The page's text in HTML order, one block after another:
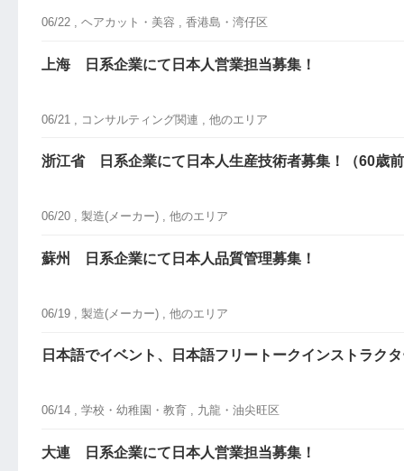
06/22 , ヘアカット・美容 , 香港島・湾仔区
上海 日系企業にて日本人営業担当募集！
06/21 , コンサルティング関連 , 他のエリア
浙江省 日系企業にて日本人生産技術者募集！（60歳
06/20 , 製造(メーカー) , 他のエリア
蘇州 日系企業にて日本人品質管理募集！
06/19 , 製造(メーカー) , 他のエリア
日本語でイベント、日本語フリートークインストラク
06/14 , 学校・幼稚園・教育 , 九龍・油尖旺区
大連 日系企業にて日本人営業担当募集！